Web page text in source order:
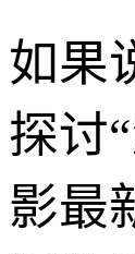
如果
探讨
影最